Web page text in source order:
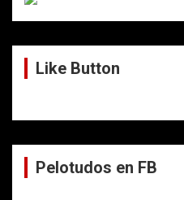
Like Button
Pelotudos en FB